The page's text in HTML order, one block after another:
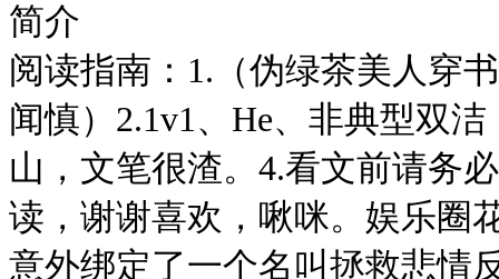
简介
阅读指南：1.（伪绿茶美人穿
闻慎）2.1v1、He、非典型双
山，文笔很渣。4.看文前请务
读，谢谢喜欢，啾咪。娱乐圈
意外绑定了一个名叫拯救悲情